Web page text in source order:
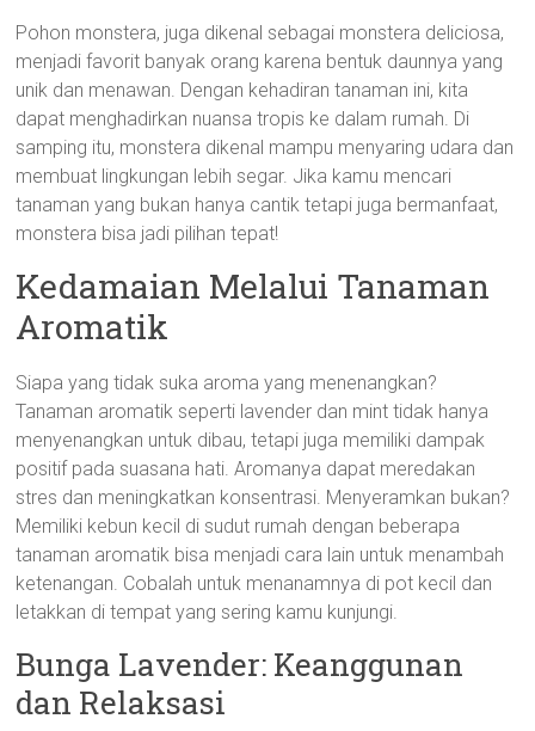
Pohon monstera, juga dikenal sebagai monstera deliciosa,
menjadi favorit banyak orang karena bentuk daunnya yang
unik dan menawan. Dengan kehadiran tanaman ini, kita
dapat menghadirkan nuansa tropis ke dalam rumah. Di
samping itu, monstera dikenal mampu menyaring udara dan
membuat lingkungan lebih segar. Jika kamu mencari
tanaman yang bukan hanya cantik tetapi juga bermanfaat,
monstera bisa jadi pilihan tepat!
Kedamaian Melalui Tanaman
Aromatik
Siapa yang tidak suka aroma yang menenangkan?
Tanaman aromatik seperti lavender dan mint tidak hanya
menyenangkan untuk dibau, tetapi juga memiliki dampak
positif pada suasana hati. Aromanya dapat meredakan
stres dan meningkatkan konsentrasi. Menyeramkan bukan?
Memiliki kebun kecil di sudut rumah dengan beberapa
tanaman aromatik bisa menjadi cara lain untuk menambah
ketenangan. Cobalah untuk menanamnya di pot kecil dan
letakkan di tempat yang sering kamu kunjungi.
Bunga Lavender: Keanggunan
dan Relaksasi